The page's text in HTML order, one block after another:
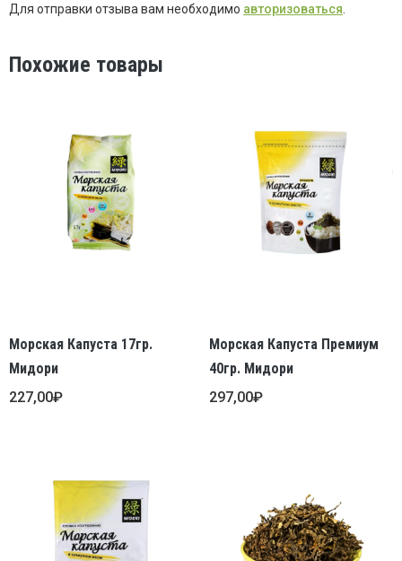
Для отправки отзыва вам необходимо авторизоваться
Похожие товары
Морская Капуста 17гр.
Мидори
227,00₽
Морская Капуста Премиум
40гр. Мидори
297,00₽